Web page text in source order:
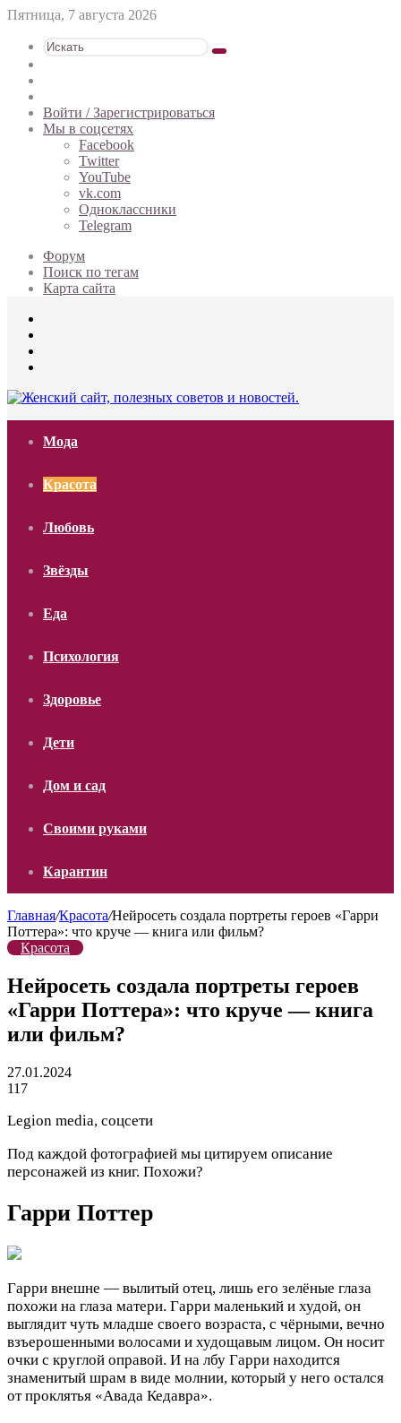
Пятница, 7 августа 2026
Искать
статья
Войти / Зарегистрироваться
Мы в соцсетях
Facebook
Twitter
YouTube
vk.com
Одноклассники
Telegram
Форум
Поиск по тегам
Карта сайта
Мода
Красота
Любовь
Звёзды
Еда
Психология
Здоровье
Дети
Дом и сад
Своими руками
Карантин
Главная/Красота/Нейросеть создала портреты героев «Гарри
Поттера»: что круче — книга или фильм?
Красота
Нейросеть создала портреты героев
«Гарри Поттера»: что круче — книга
или фильм?
27.01.2024
117
Legion media, соцсети
Под каждой фотографией мы цитируем описание
персонажей из книг. Похожи?
Гарри Поттер
Гарри внешне — вылитый отец, лишь его зелёные глаза
похожи на глаза матери. Гарри маленький и худой, он
выглядит чуть младше своего возраста, с чёрными, вечно
взъерошенными волосами и худощавым лицом. Он носит
очки с круглой оправой. И на лбу Гарри находится
знаменитый шрам в виде молнии, который у него остался
от проклятья «Авада Кедавра».